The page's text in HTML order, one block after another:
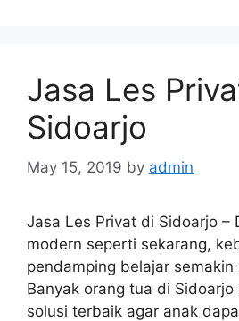
Jasa Les
Sidoarjo
May 15, 2019 by admin
Jasa Les Privat di Sidoarjo –
modern seperti sekarang,
pendamping belajar semakin
Banyak orang tua di Sidoarjo
solusi terbaik agar anak